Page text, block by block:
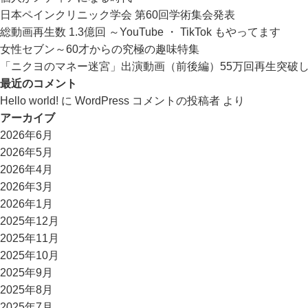
日本ペインクリニック学会 第60回学術集会発表
総動画再生数 1.3億回 ～YouTube ・ TikTok もやってます
女性セブン～60才からの究極の趣味特集
「ニクヨのマネー迷宮」出演動画（前後編）55万回再生突破
最近のコメント
Hello world! に WordPress コメントの投稿者 より
アーカイブ
2026年6月
2026年5月
2026年4月
2026年3月
2026年1月
2025年12月
2025年11月
2025年10月
2025年9月
2025年8月